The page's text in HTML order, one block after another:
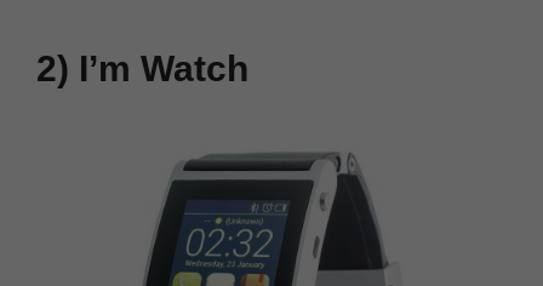
2) I’m Watch